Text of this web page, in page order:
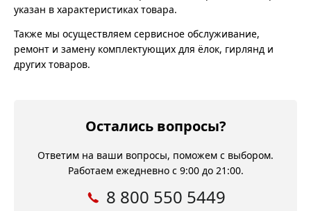
указан в характеристиках товара.
Также мы осуществляем сервисное обслуживание,
ремонт и замену комплектующих для ёлок, гирлянд и
других товаров.
Остались вопросы?
Ответим на ваши вопросы, поможем с выбором.
Работаем ежедневно с 9:00 до 21:00.
8 800 550 5449